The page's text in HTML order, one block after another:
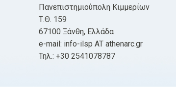
Πανεπιστημιούπολη Κιμμερίων
Τ.Θ. 159
67100 Ξάνθη, Ελλάδα
e-mail: info-ilsp AT athenarc.gr
Τηλ.: +30 2541078787